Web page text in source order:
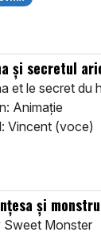
și secretul
et le secret du
Animaţie
Vincent (voce)
și
Sweet Monster